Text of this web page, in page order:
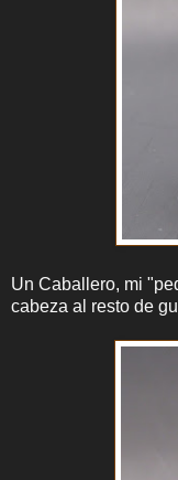
Un Caballero, mi
cabeza al resto de